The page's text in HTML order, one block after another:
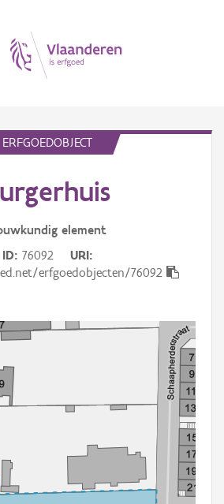
ERFGOEDOBJECT
element
ID 76092
URI
erfgoedobjecten/76092